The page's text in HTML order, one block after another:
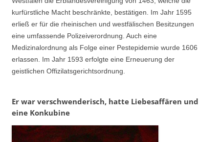
kurfürstliche Macht beschränkte, bestätigen. Im Jahr 1595
erließ er für die rheinischen und westfälischen Besitzungen
eine umfassende Polizeiverordnung. Auch eine
Medizinalordnung als Folge einer Pestepidemie wurde 1606
erlassen. Im Jahr 1593 erfolgte eine Erneuerung der
geistlichen Offizilatsgerichtsordnung.
Er war verschwenderisch, hatte Liebesaffären und
eine Konkubine